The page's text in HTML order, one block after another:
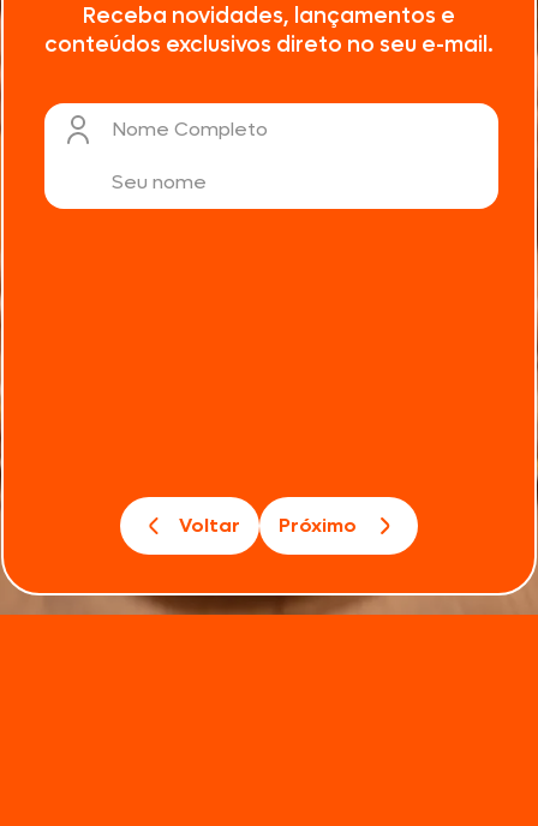
Receba novidades, lançamentos e
conteúdos exclusivos direto no seu e-mail.
Nome Completo
Voltar Próximo